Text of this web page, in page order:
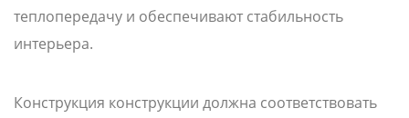
теплопередачу и обеспечивают стабильность
интерьера.
Конструкция конструкции должна соответствовать